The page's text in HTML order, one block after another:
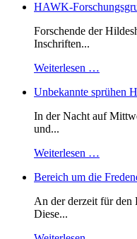
HAWK-
Forschende der
Inschriften...
Weiterlesen …
Unbekannte sprühen
In der Nacht auf
und...
Weiterlesen …
Bereich um die
An der derzeit für den
Diese...